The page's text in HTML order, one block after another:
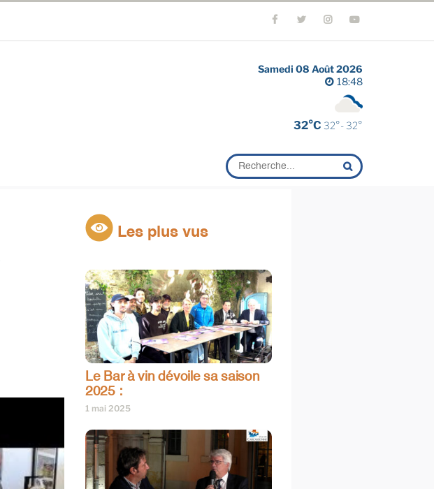
Samedi 08 Août 2026
18:48
32°C 32°- 32°
Les plus vus
Le Bar à vin dévoile sa saison
2025 :
1 mai 2025